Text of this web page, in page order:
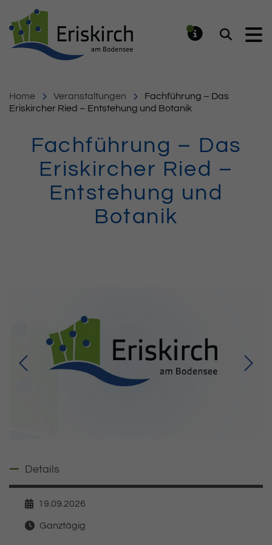
Suchen
Home Veranstaltungen
Fachführung – Das
Eriskircher Ried – Entstehung und Botanik
Fachführung – Das
Eriskircher Ried –
Entstehung und
Botanik
Details ausblenden
Details
Datum
19.09.2026
Zeit
Ganztägig